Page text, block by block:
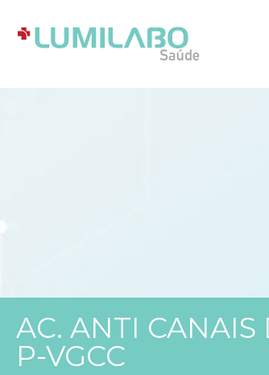
AC. ANTI CANAIS
P-VGCC